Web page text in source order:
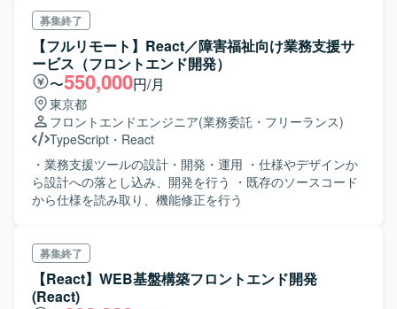
募集終了
【フルリモート】React／障害福祉向け業務支援サ
ービス（フロントエンド開発）
〜550,000円/月
東京都
フロントエンドエンジニア(業務委託・フリーランス)
TypeScript ・ React
・業務支援ツールの設計・開発・運用 ・仕様やデザインか
ら設計への落とし込み、開発を行う ・既存のソースコード
から仕様を読み取り、機能修正を行う
募集終了
【React】WEB基盤構築フロントエンド開発
(React)